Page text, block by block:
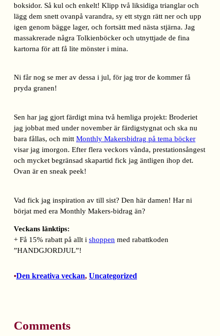
boksidor. Så kul och enkelt! Klipp två liksidiga trianglar och
lägg dem snett ovanpå varandra, sy ett stygn rätt ner och upp
igen genom bägge lager, och fortsätt med nästa stjärna. Jag
massakrerade några Tolkienböcker och utnyttjade de fina
kartorna för att få lite mönster i mina.
Ni får nog se mer av dessa i jul, för jag tror de kommer få
pryda granen!
Sen har jag gjort färdigt mina två hemliga projekt: Broderiet
jag jobbat med under november är färdigstygnat och ska nu
bara fållas, och mitt Monthly Makersbidrag på tema böcker
visar jag imorgon. Efter flera veckors vånda, prestationsångest
och mycket begränsad skapartid fick jag äntligen ihop det.
Ovan är en sneak peek!
Vad fick jag inspiration av till sist? Den här damen! Har ni
börjat med era Monthly Makers-bidrag än?
Veckans länktips:
+ Få 15% rabatt på allt i shoppen med rabattkoden
”HANDGJORDJUL”!
•Den kreativa veckan, Uncategorized
Comments